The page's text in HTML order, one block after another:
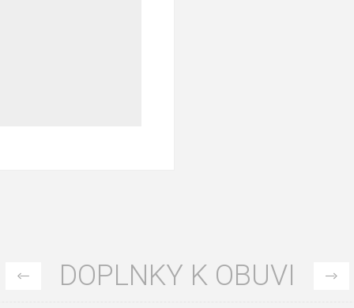
DOPLNKY K OBUVI